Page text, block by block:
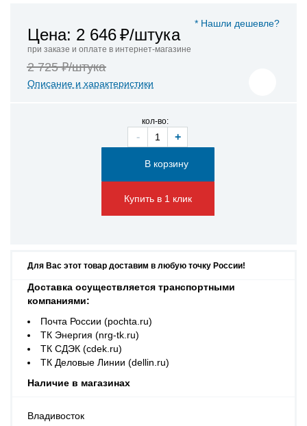
* Нашли дешевле?
Цена: 2 646₽/штука
при заказе и оплате в интернет-магазине
2 725 ₽/штука
Описание и характеристики
кол-во:
- +
Купить в 1 клик
Для Вас этот товар доставим в любую точку России!
Доставка осуществляется транспортными
компаниями:
Почта России (pochta.ru)
ТК Энергия (nrg-tk.ru)
ТК СДЭК (cdek.ru)
ТК Деловые Линии (dellin.ru)
Наличие в магазинах
Владивосток